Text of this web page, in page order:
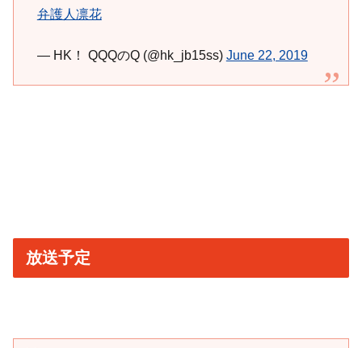
弁護人凛花
— HK！ QQQのQ (@hk_jb15ss) June 22, 2019
放送予定